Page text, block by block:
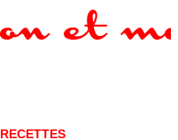
RECETTES